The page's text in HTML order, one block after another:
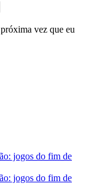
vez que eu
jogos do fim de
jogos do fim de